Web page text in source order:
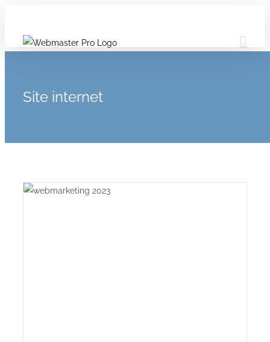
Site internet